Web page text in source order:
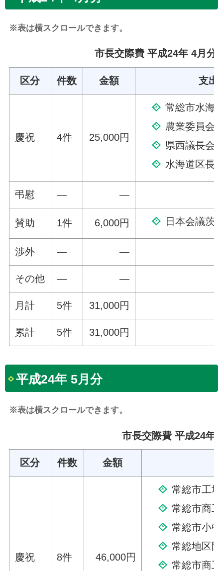
※表は横スクロールできます。
市長交際費 平成24年 4月分
区分 件数 金額 支出
慶祝 4件 25,000円
常総市水海
農業委員会
県西議長会
水海道区長
弔慰 — —
賛助 1件 6,000円 日本会議茨
渉外 — —
その他 — —
月計 5件 31,000円
累計 5件 31,000円
平成24年 5月分
※表は横スクロールできます。
市長交際費 平成24年
区分 件数 金額
慶祝 8件 46,000円
常総市工
常総市商
常総市小
常総地区
常総市商